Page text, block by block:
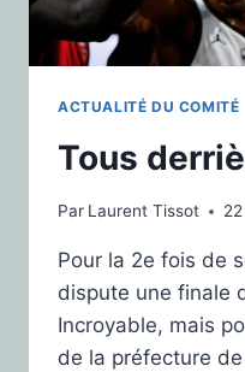
ACTUALITÉ DU COMITÉ
Tous
Par Laurent Tissot
Pour la 2e fois de
dispute une finale
Incroyable, mais
de la préfecture de